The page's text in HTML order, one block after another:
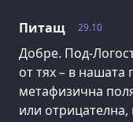
29.10
Питащ
Добре. Под-
от тях – в нашата
метафизична
или отрицателна,